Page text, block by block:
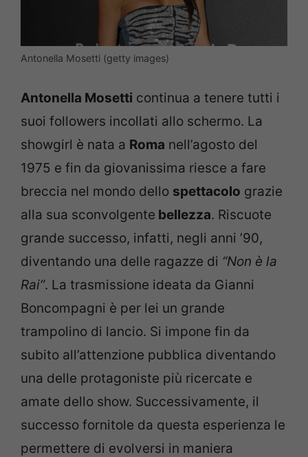
Antonella Mosetti (getty images)
Antonella Mosetti continua a tenere tutti i
suoi followers incollati allo schermo. La
showgirl è nata a Roma nell’agosto del
1975 e fin da giovanissima riesce a fare
breccia nel mondo dello spettacolo grazie
alla sua sconvolgente bellezza. Riscuote
grande successo, infatti, negli anni ’90,
diventando una delle ragazze di “Non è la
Rai”. La trasmissione ideata da Gianni
Boncompagni è per lei un grande
trampolino di lancio. Si impone fin da
subito all’attenzione pubblica diventando
una delle protagoniste più ricercate e
amate dello show. Successivamente, il
successo fornitole da questa esperienza le
permettere di evolversi in maniera